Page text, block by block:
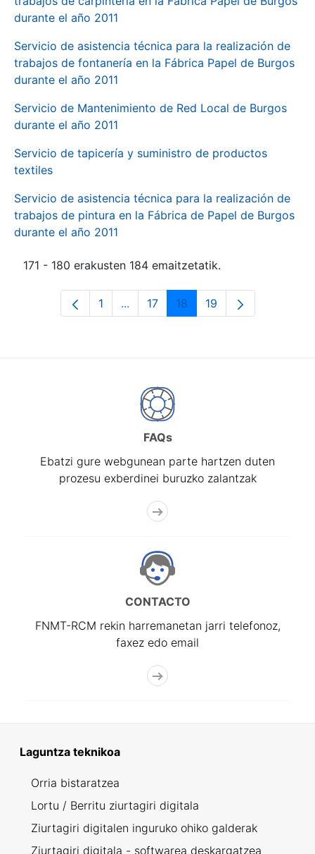
durante el año 2011
Servicio de asistencia técnica para la realización de
trabajos de fontanería en la Fábrica Papel de Burgos
durante el año 2011
Servicio de Mantenimiento de Red Local de Burgos
durante el año 2011
Servicio de tapicería y suministro de productos
textiles
Servicio de asistencia técnica para la realización de
trabajos de pintura en la Fábrica de Papel de Burgos
durante el año 2011
171 - 180 erakusten 184 emaitzetatik.
Orrialdea
1 ...Intermediate Pages Use TAB to
Orrialdea
17 Orrialdea
18 Orrialdea
19
FAQs
Ebatzi gure webgunean parte hartzen duten
prozesu exberdinei buruzko zalantzak
CONTACTO
FNMT-RCM rekin harremanetan jarri telefonoz,
faxez edo email
Laguntza teknikoa
Orria bistaratzea
Lortu / Berritu ziurtagiri digitala
Ziurtagiri digitalen inguruko ohiko galderak
Ziurtagiri digitala - softwarea deskargatzea